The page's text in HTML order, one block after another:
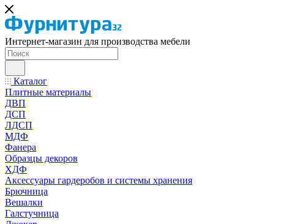
Интернет-магазин для производства мебели
Каталог
Плитные материалы
ДВП
ДСП
ЛДСП
МДФ
Фанера
Образцы декоров
ХДФ
Аксессуары гардеробов и системы хранения
Брючница
Вешалки
Галстучница